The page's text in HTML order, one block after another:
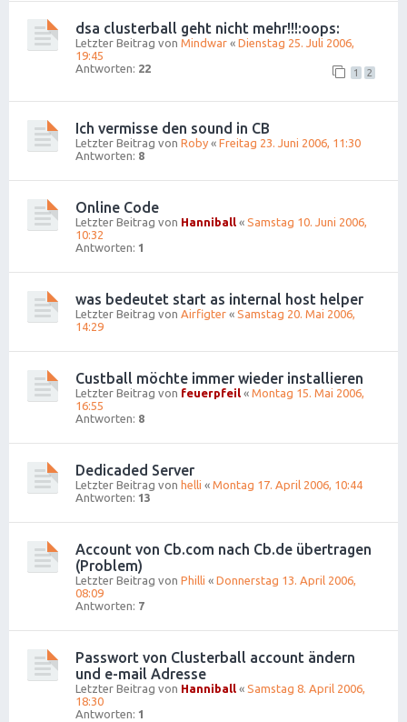
dsa clusterball geht nicht mehr!!!:oops:
Letzter Beitrag von Mindwar « Dienstag 25. Juli 2006,
19:45
Antworten: 22 1 2
Ich vermisse den sound in CB
Letzter Beitrag von Roby « Freitag 23. Juni 2006, 11:30
Antworten: 8
Online Code
Letzter Beitrag von Hanniball « Samstag 10. Juni 2006,
10:32
Antworten: 1
was bedeutet start as internal host helper
Letzter Beitrag von Airfigter « Samstag 20. Mai 2006,
14:29
Custball möchte immer wieder installieren
Letzter Beitrag von feuerpfeil « Montag 15. Mai 2006,
16:55
Antworten: 8
Dedicaded Server
Letzter Beitrag von helli « Montag 17. April 2006, 10:44
Antworten: 13
Account von Cb.com nach Cb.de übertragen
(Problem)
Letzter Beitrag von Philli « Donnerstag 13. April 2006,
08:09
Antworten: 7
Passwort von Clusterball account ändern
und e-mail Adresse
Letzter Beitrag von Hanniball « Samstag 8. April 2006,
18:30
Antworten: 1